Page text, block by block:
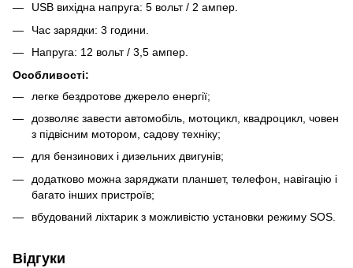
USB вихідна напруга: 5 вольт / 2 ампер.
Час зарядки: 3 години.
Напруга: 12 вольт / 3,5 ампер.
Особливості:
легке бездротове джерело енергії;
дозволяє завести автомобіль, мотоцикл, квадроцикл, човен
з підвісним мотором, садову техніку;
для бензинових і дизельних двигунів;
додатково можна заряджати планшет, телефон, навігацію і
багато інших пристроїв;
вбудований ліхтарик з можливістю установки режиму SOS.
Відгуки